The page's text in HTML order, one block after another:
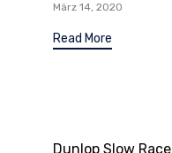
März 14, 2020
Read More
Category
Dunlop Slow Race